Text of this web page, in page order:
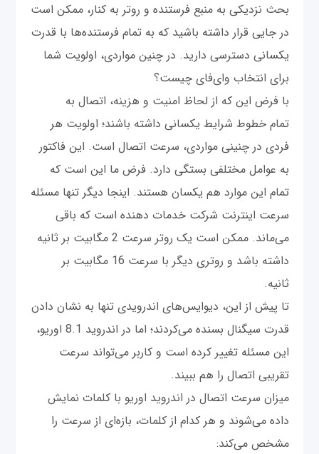
بحث نزدیکی به منبع فرستنده و روتر به کنار، ممکن است
در جایی قرار داشته باشید که به تمام فرستنده‌ها با قدرت
یکسانی دسترسی دارید. در چنین مواردی، اولویت شما
برای انتخاب وای‌فای چیست؟
با فرض این که از لحاظ امنیت و هزینه، اتصال به
تمام خطوط شرایط یکسانی داشته باشند؛ اولویت هر
فردی در چنینی مواردی، سرعت اتصال است. این فاکتور
به عوامل مختلفی بستگی دارد. فرض ما این است که
تمام این موارد هم یکسان هستند. اینجا دیگر تنها مسئله
سرعت اینترنت شرکت خدمات دهنده است که باقی
می‌ماند. ممکن است یک روتر سرعت 2 مگابیت بر ثانیه
داشته باشد و روتری دیگر با سرعت 16 مگابیت بر
ثانیه.
تا پیش از این، دیوایس‌های اندرویدی تنها به نشان دادن
قدرت سیگنال بسنده می‌کردند؛ اما در اندروید 8.1 اوریو،
این مسئله تغییر کرده است و کاربر می‌تواند سرعت
تقریبی اتصال را هم ببیند.
میزان سرعت اتصال در اندروید اوریو با کلمات نمایش
داده می‌شوند و هر کدام از کلمات، بازه‌ای از سرعت را
مشخص می‌کند: